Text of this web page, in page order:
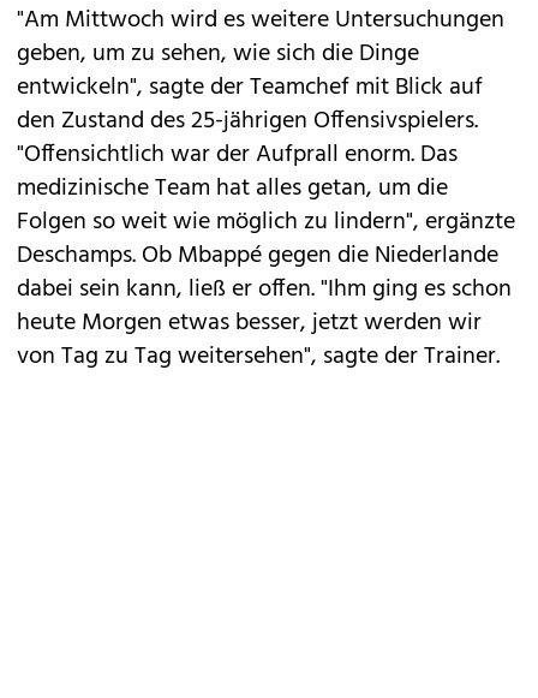
"Am Mittwoch wird es weitere Untersuchungen
geben, um zu sehen, wie sich die Dinge
entwickeln", sagte der Teamchef mit Blick auf
den Zustand des 25-jährigen Offensivspielers.
"Offensichtlich war der Aufprall enorm. Das
medizinische Team hat alles getan, um die
Folgen so weit wie möglich zu lindern", ergänzte
Deschamps. Ob Mbappé gegen die Niederlande
dabei sein kann, ließ er offen. "Ihm ging es schon
heute Morgen etwas besser, jetzt werden wir
von Tag zu Tag weitersehen", sagte der Trainer.